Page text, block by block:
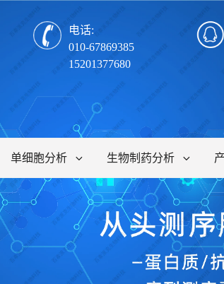
电话:
010-67869385
15201377680
单细胞分析 生物制药分析